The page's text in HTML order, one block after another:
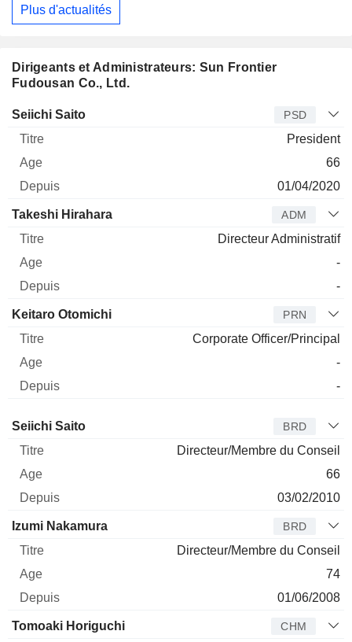
Plus d'actualités
Dirigeants et Administrateurs: Sun Frontier
Fudousan Co., Ltd.
Dirigeant Titre
Seiichi Saito PSD
President
66
01/04/2020
Takeshi Hirahara ADM
Directeur Administratif
-
-
Keitaro Otomichi PRN
Corporate Officer/Principal
-
-
Administrateur
Seiichi Saito BRD
Directeur/Membre du Conseil
66
03/02/2010
Izumi Nakamura BRD
Directeur/Membre du Conseil
74
01/06/2008
Tomoaki Horiguchi CHM